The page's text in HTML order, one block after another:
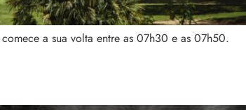
a sua volta entre as 07h30 e as 07h50.